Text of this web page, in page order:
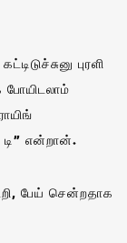
புரளி
போயிடலாம்
என்றான்.
பேய் சென்றதாக